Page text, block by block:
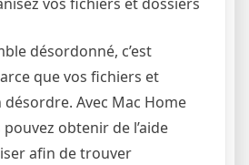
désordonné, c’est
que vos fichiers et
Avec Mac Home
obtenir de l’aide
afin de trouver